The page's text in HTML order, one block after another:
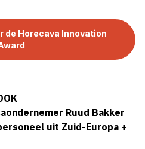
de Horecava Innovation
Ruud Bakker
uit Zuid-Europa +